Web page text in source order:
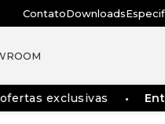
ContatoDownloads
exclusivas